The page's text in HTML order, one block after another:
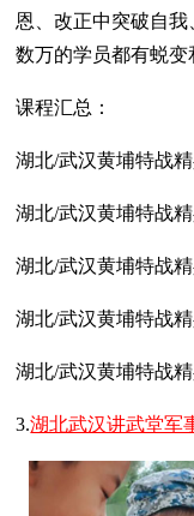
恩、改正中突破自
数万的学员都有蜕变
课程汇总：
湖北/武汉黄埔特战
湖北/武汉黄埔特战
湖北/武汉黄埔特战
湖北/武汉黄埔特战
湖北/武汉黄埔特战
3.湖北武汉讲武堂军